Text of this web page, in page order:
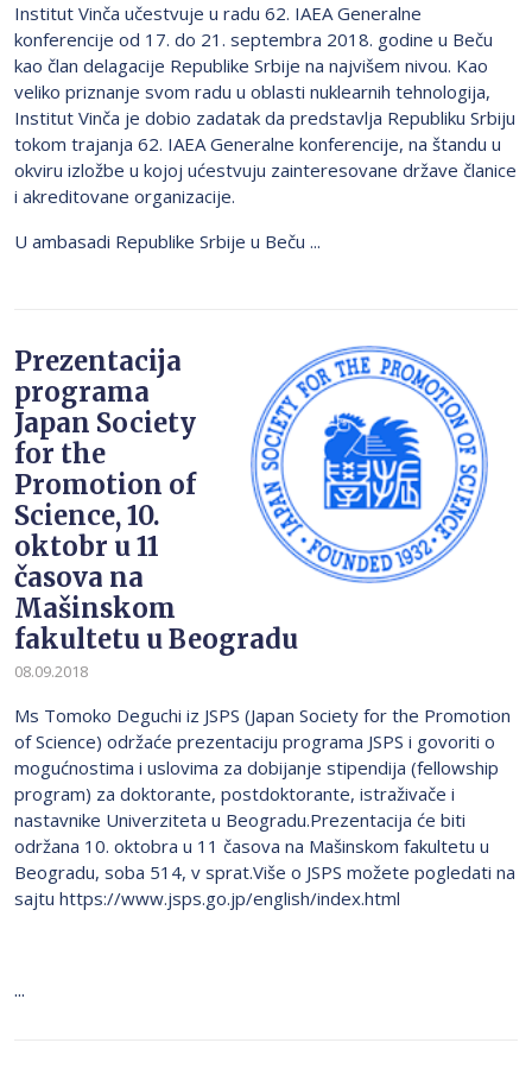
Institut Vinča učestvuje u radu 62. IAEA Generalne
konferencije od 17. do 21. septembra 2018. godine u Beču
kao član delagacije Republike Srbije na najvišem nivou. Kao
veliko priznanje svom radu u oblasti nuklearnih tehnologija,
Institut Vinča je dobio zadatak da predstavlja Republiku Srbiju
tokom trajanja 62. IAEA Generalne konferencije, na štandu u
okviru izložbe u kojoj ućestvuju zainteresovane države članice
i akreditovane organizacije.
U ambasadi Republike Srbije u Beču ...
Prezentacija
programa
Japan Society
for the
Promotion of
Science, 10.
oktobr u 11
časova na
Mašinskom
fakultetu u Beogradu
08.09.2018
Ms Tomoko Deguchi iz JSPS (Japan Society for the Promotion
of Science) održaće prezentaciju programa JSPS i govoriti o
mogućnostima i uslovima za dobijanje stipendija (fellowship
program) za doktorante, postdoktorante, istraživače i
nastavnike Univerziteta u Beogradu.Prezentacija će biti
održana 10. oktobra u 11 časova na Mašinskom fakultetu u
Beogradu, soba 514, v sprat.Više o JSPS možete pogledati na
sajtu https://www.jsps.go.jp/english/index.html
...